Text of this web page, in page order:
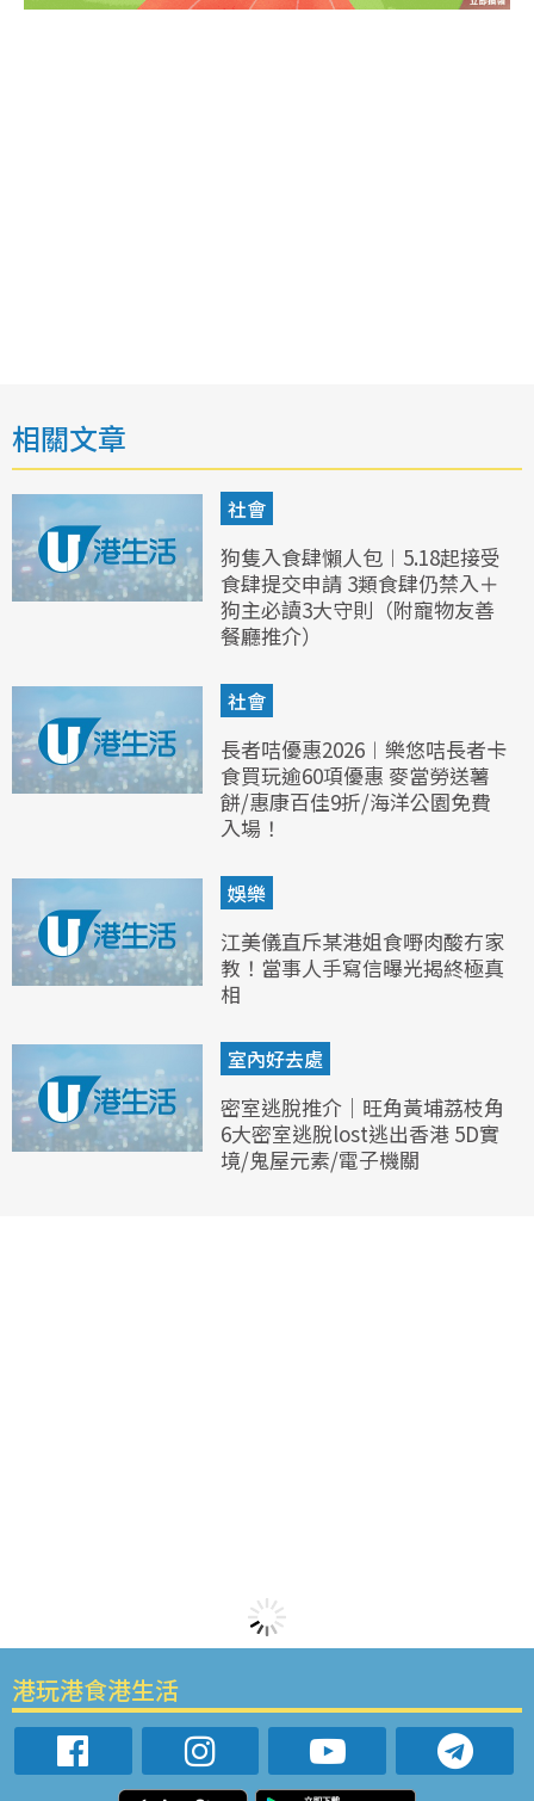
相關文章
社會
狗隻入食肆懶人包︱5.18起接受
食肆提交申請 3類食肆仍禁入＋
狗主必讀3大守則（附寵物友善
餐廳推介）
社會
長者咭優惠2026︱樂悠咭長者卡
食買玩逾60項優惠 麥當勞送薯
餅/惠康百佳9折/海洋公園免費
入場！
娛樂
江美儀直斥某港姐食嘢肉酸冇家
教！當事人手寫信曝光揭終極真
相
室內好去處
密室逃脫推介｜旺角黃埔荔枝角
6大密室逃脫lost逃出香港 5D實
境/鬼屋元素/電子機關
港玩港食港生活